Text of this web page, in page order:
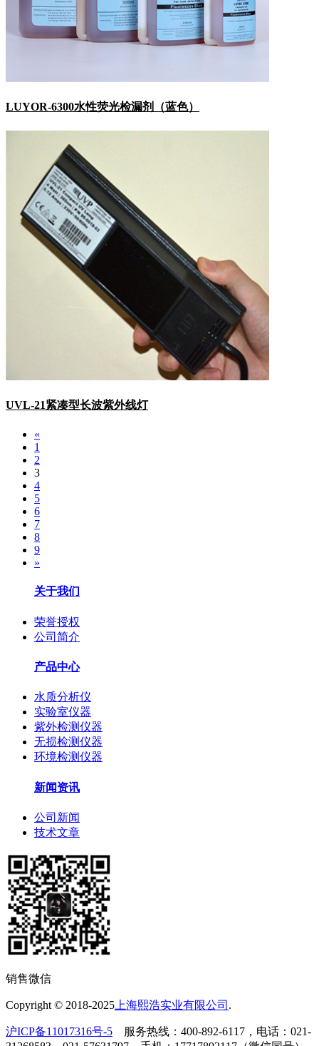
LUYOR-6300水性荧光检漏剂（蓝色）
UVL-21紧凑型长波紫外线灯
«
1
2
3
4
5
6
7
8
9
»
关于我们
荣誉授权
公司简介
产品中心
水质分析仪
实验室仪器
紫外检测仪器
无损检测仪器
环境检测仪器
新闻资讯
公司新闻
技术文章
销售微信
Copyright © 2018-2025 上海熙浩实业有限公司 .
沪ICP备11017316号-5 服务热线：400-892-6117，电话：021-